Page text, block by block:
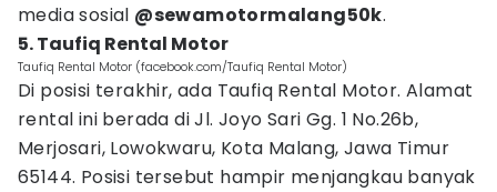
media sosial @sewamotormalang50k.
5. Taufiq Rental Motor
Taufiq Rental Motor (facebook.com/Taufiq Rental Motor)
Di posisi terakhir, ada Taufiq Rental Motor. Alamat
rental ini berada di Jl. Joyo Sari Gg. 1 No.26b,
Merjosari, Lowokwaru, Kota Malang, Jawa Timur
65144. Posisi tersebut hampir menjangkau banyak